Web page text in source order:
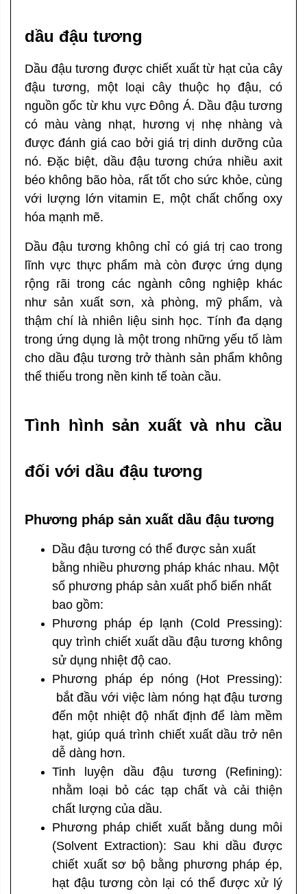
dầu đậu tương
Dầu đậu tương được chiết xuất từ hạt của cây
đậu tương, một loại cây thuộc họ đậu, có
nguồn gốc từ khu vực Đông Á. Dầu đậu tương
có màu vàng nhạt, hương vị nhẹ nhàng và
được đánh giá cao bởi giá trị dinh dưỡng của
nó. Đặc biệt, dầu đậu tương chứa nhiều axit
béo không bão hòa, rất tốt cho sức khỏe, cùng
với lượng lớn vitamin E, một chất chống oxy
hóa mạnh mẽ.
Dầu đậu tương không chỉ có giá trị cao trong
lĩnh vực thực phẩm mà còn được ứng dụng
rộng rãi trong các ngành công nghiệp khác
như sản xuất sơn, xà phòng, mỹ phẩm, và
thậm chí là nhiên liệu sinh học. Tính đa dạng
trong ứng dụng là một trong những yếu tố làm
cho dầu đậu tương trở thành sản phẩm không
thể thiếu trong nền kinh tế toàn cầu.
Tình hình sản xuất và nhu cầu
đối với dầu đậu tương
Phương pháp sản xuất dầu đậu tương
Dầu đậu tương có thể được sản xuất
bằng nhiều phương pháp khác nhau. Một
số phương pháp sản xuất phổ biến nhất
bao gồm:
Phương pháp ép lạnh (Cold Pressing):
quy trình chiết xuất dầu đậu tương không
sử dụng nhiệt độ cao.
Phương pháp ép nóng (Hot Pressing):
bắt đầu với việc làm nóng hạt đậu tương
đến một nhiệt độ nhất định để làm mềm
hạt, giúp quá trình chiết xuất dầu trở nên
dễ dàng hơn.
Tinh luyện dầu đậu tương (Refining):
nhằm
loại bỏ các tạp chất và cải thiện
chất lượng của dầu.
Phương pháp chiết xuất bằng dung môi
(Solvent Extraction): Sau khi dầu được
chiết xuất sơ bộ bằng phương pháp ép,
hạt đậu tương còn lại có thể được xử lý